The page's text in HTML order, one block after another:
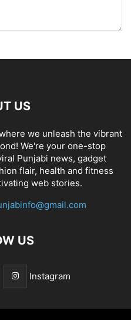
US
we unleash the vibrant
We're your one-stop
Punjabi news, gadget
flair, health and fitness
web stories.
US
Instagram